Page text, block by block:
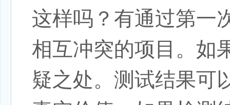
这样吗？有通过第一
相互冲突的项目。如
疑之处。测试结果可